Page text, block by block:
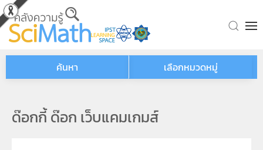
Skip to main content
ค้นหา เลือกหมวดหมู่
ด๊อกกี้ ด๊อก เว็บแคมเกมส์